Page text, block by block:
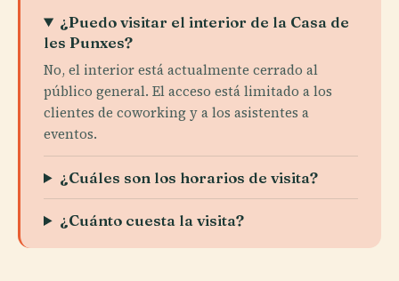
¿Puedo visitar el interior de la Casa de
les Punxes?
No, el interior está actualmente cerrado al
público general. El acceso está limitado a los
clientes de coworking y a los asistentes a
eventos.
¿Cuáles son los horarios de visita?
¿Cuánto cuesta la visita?